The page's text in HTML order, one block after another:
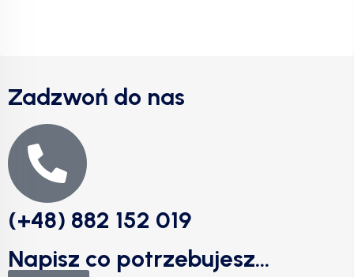
Zadzwoń do nas
(+48) 882 152 019
Napisz co potrzebujesz...